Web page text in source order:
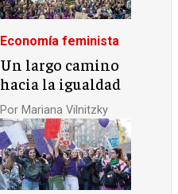
Economía feminista
Un largo camino
hacia la igualdad
Por Mariana Vilnitzky